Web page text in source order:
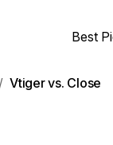
Best
Vtiger vs. Close